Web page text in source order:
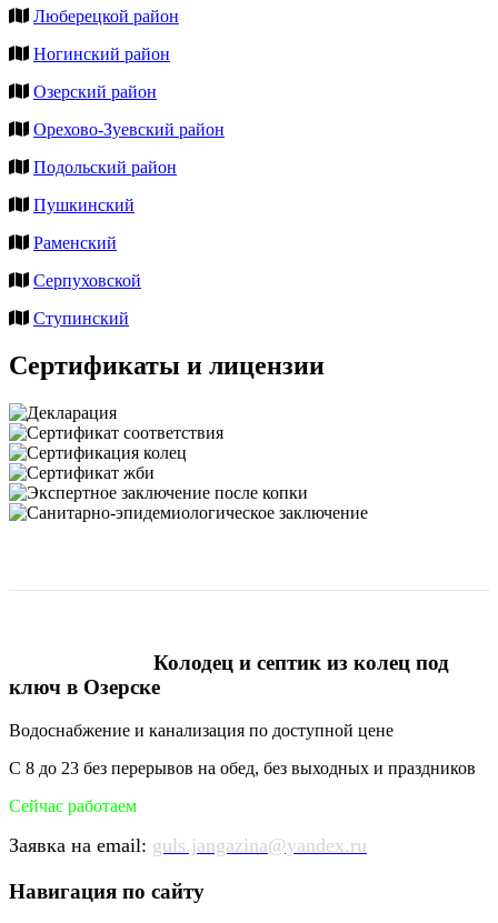
Люберецкой район
Ногинский район
Озерский район
Орехово-Зуевский район
Подольский район
Пушкинский
Раменский
Серпуховской
Ступинский
Сертификаты и лицензии
Колодец и септик из колец под
ключ в Озерске
Водоснабжение и канализация по доступной цене
С 8 до 23 без перерывов на обед, без выходных и праздников
Сейчас работаем
Заявка на email: guls.jangazina@yandex.ru
Навигация по сайту